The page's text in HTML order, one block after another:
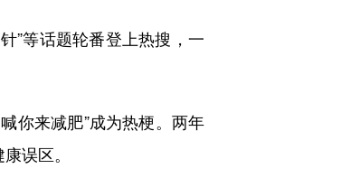
”等话题轮番登上热搜，一
你来减肥”成为热梗。两年
误区。